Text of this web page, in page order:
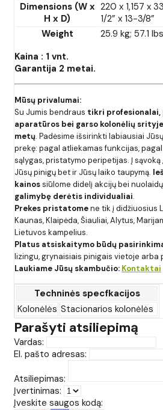
Dimensions (W x
H x D)
220 x 1,157 x
1/2” x 13-3/8”
Weight
25.9 kg; 57.1
Kaina : 1 vnt.
Garantija 2 metai.
Mūsų privalumai:
Su Jumis bendraus tikri profesionalai,
aparatūros bei garso kolonėlių
metų. Padėsime išsirinkti labiausiai
prekę: pagal atliekamas funkcijas,
sąlygas, pristatymo peripetijas. Į
Jūsų pinigų bet ir Jūsų laiko taupymą.
kainossiūlome didelį akcijų bei
galimybę derėtis individualiai.
Prekes pristatomene tik į didžiuosius
Kaunas, Klaipėda, Šiauliai, Alytus,
Lietuvos kampelius.
Platus atsiskaitymo būdų
lizingu, grynaisiais pinigais vietoje arba
Laukiame Jūsų skambučio: Kontaktai
Techninės specfkacijos
Kolonėlės Stacionarios kolonėlės
Parašyti atsiliepimą
Vardas:
El. pašto adresas:
Atsiliepimas:
Įvertinimas:
Įveskite saugos kodą: